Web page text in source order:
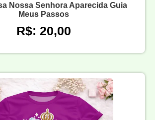
Nossa Senhora Aparecida Guia
Meus Passos
R$: 20,00